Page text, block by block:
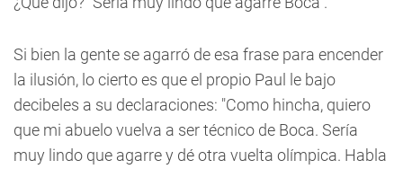
Si bien la gente se agarró de esa frase para encender
la ilusión, lo cierto es que el propio Paul le bajo
decibeles a su declaraciones: "Como hincha, quiero
que mi abuelo vuelva a ser técnico de Boca. Sería
muy lindo que agarre y dé otra vuelta olímpica. Habla